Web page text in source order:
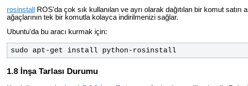
rosinstall
ROS'da çok sık kullanılan ve ayrı olarak dağıtılan bir komut satırı
ağaçlarının tek bir komutla kolayca indirilmenizi sağlar.
Ubuntu'da bu aracı kurmak için:
sudo apt-get install python-rosinstall
İnşa Tarlası Durumu